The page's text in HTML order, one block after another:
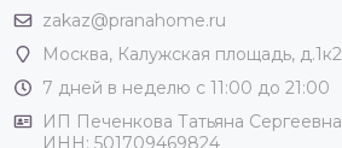
zakaz@pranahome.ru
Москва, Калужская площадь, д.1к2
7 дней в неделю с 11:00 до 21:00
ИП Печенкова Татьяна Сергеевна
ИНН: 501709469824